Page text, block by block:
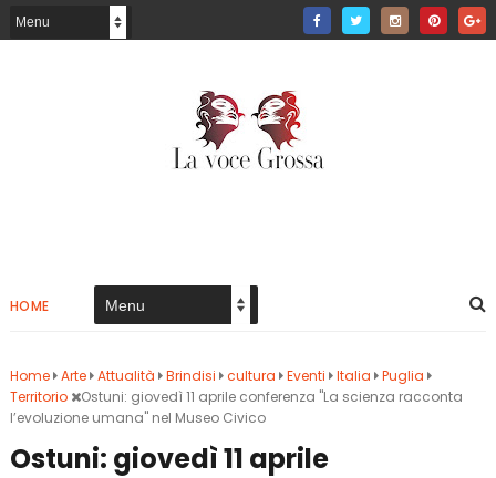
HOME
Home Arte Attualità Brindisi cultura Eventi Italia
Puglia
Territorio
Ostuni: giovedì 11 aprile conferenza "La scienza racconta
l’evoluzione umana" nel Museo Civico
Ostuni: giovedì 11 aprile